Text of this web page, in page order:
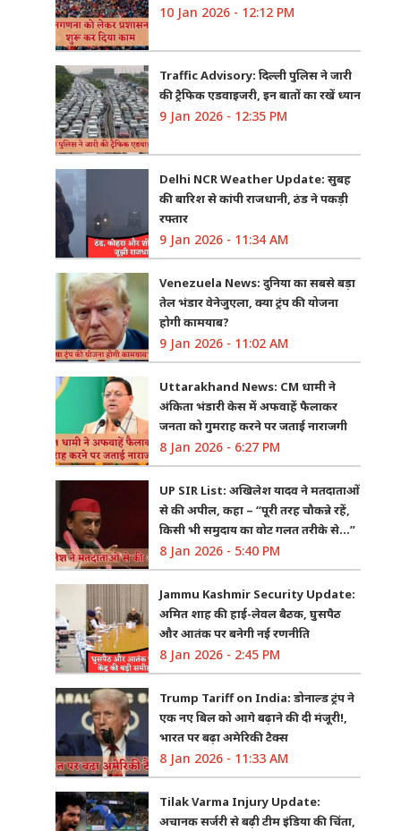
10 Jan 2026 - 12:12 PM
Traffic Advisory: दिल्ली पुलिस ने जारी
की ट्रैफिक एडवाइजरी, इन बातों का रखें ध्यान
9 Jan 2026 - 12:35 PM
Delhi NCR Weather Update: सुबह
की बारिश से कांपी राजधानी, ठंड ने पकड़ी
रफ्तार
9 Jan 2026 - 11:34 AM
Venezuela News: दुनिया का सबसे बड़ा
तेल भंडार वेनेजुएला, क्या ट्रंप की योजना
होगी कामयाब?
9 Jan 2026 - 11:02 AM
Uttarakhand News: CM धामी ने
अंकिता भंडारी केस में अफवाहें फैलाकर
जनता को गुमराह करने पर जताई नाराजगी
8 Jan 2026 - 6:27 PM
UP SIR List: अखिलेश यादव ने मतदाताओं
से की अपील, कहा – “पूरी तरह चौकन्ने रहें,
किसी भी समुदाय का वोट गलत तरीके से…”
8 Jan 2026 - 5:40 PM
Jammu Kashmir Security Update:
अमित शाह की हाई-लेवल बैठक, घुसपैठ
और आतंक पर बनेगी नई रणनीति
8 Jan 2026 - 2:45 PM
Trump Tariff on India: डोनाल्ड ट्रंप ने
एक नए बिल को आगे बढ़ाने की दी मंजूरी!,
भारत पर बढ़ा अमेरिकी टैक्स
8 Jan 2026 - 11:33 AM
Tilak Varma Injury Update:
अचानक सर्जरी से बढ़ी टीम इंडिया की चिंता,